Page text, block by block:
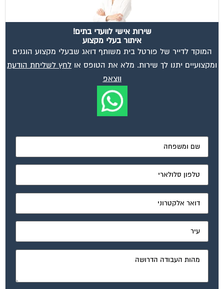
שירות אישי לוועדי בתים!
איתור בעלי מקצוע
המוקד לדייר של פורטל בית משותף דואג שבעלי מקצוע הוגנים
ומקצועיים יתנו לך שירות. מלא את הטופס או לחץ לשליחת הודעת
ווצאפ